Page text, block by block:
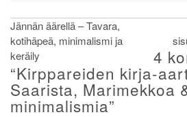
Artikkelien
selaus
Jännän äärellä – Tavara,
kotihäpeä, minimalismi ja
keräily
4
“Kirppareiden kirja-
Saarista, Marimekkoa
minimalismia”